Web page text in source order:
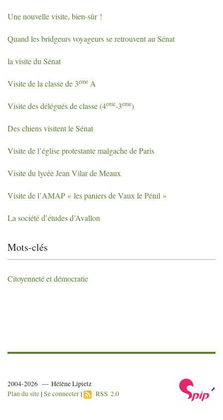
Une nouvelle visite, bien-sûr !
Quand les bridgeurs voyageurs se retrouvent au Sénat
la visite du Sénat
Visite de la classe de 3eme A
Visite des délégués de classe (4eme-3eme)
Des chiens visitent le Sénat
Visite de l’église protestante malgache de Paris
Visite du lycée Jean Vilar de Meaux
Visite de l’AMAP « les paniers de Vaux le Pénil »
La société d’études d’Avallon
Mots-clés
Citoyenneté et démocratie
2004-2026 — Hélène Lipietz
Plan du site | Se connecter | RSS 2.0